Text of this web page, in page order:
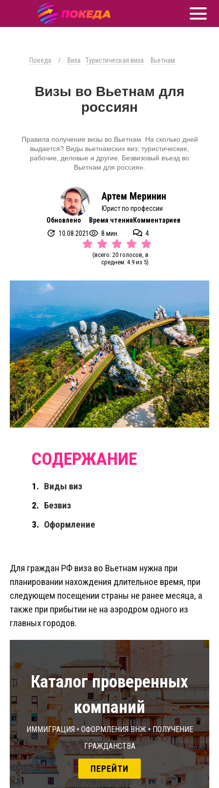
Покеда / Виза Туристическая виза Вьетнам
Визы во Вьетнам для
россиян
Правила получение визы во Вьетнам. На сколько дней
выдается? Виды вьетнамских виз: туристические,
рабочие, деловые и другие. Безвизовый въезд во
Вьетнам для россиян.
Артем Меринин
Юрист по профессии
Обновлено
10.08.2021
Время чтения
8 мин.
Комментариев
4
(всего: 20 голосов, в
среднем: 4.9 из 5)
Виды виз
Безвиз
Оформление
Для граждан РФ виза во Вьетнам нужна при
планировании нахождения длительное время, при
следующем посещении страны не ранее месяца, а
также при прибытии не на аэродром одного из
главных городов.
Каталог проверенных
компаний
Иммиграция • Оформления ВНЖ • Получение
гражданства
ПЕРЕЙТИ